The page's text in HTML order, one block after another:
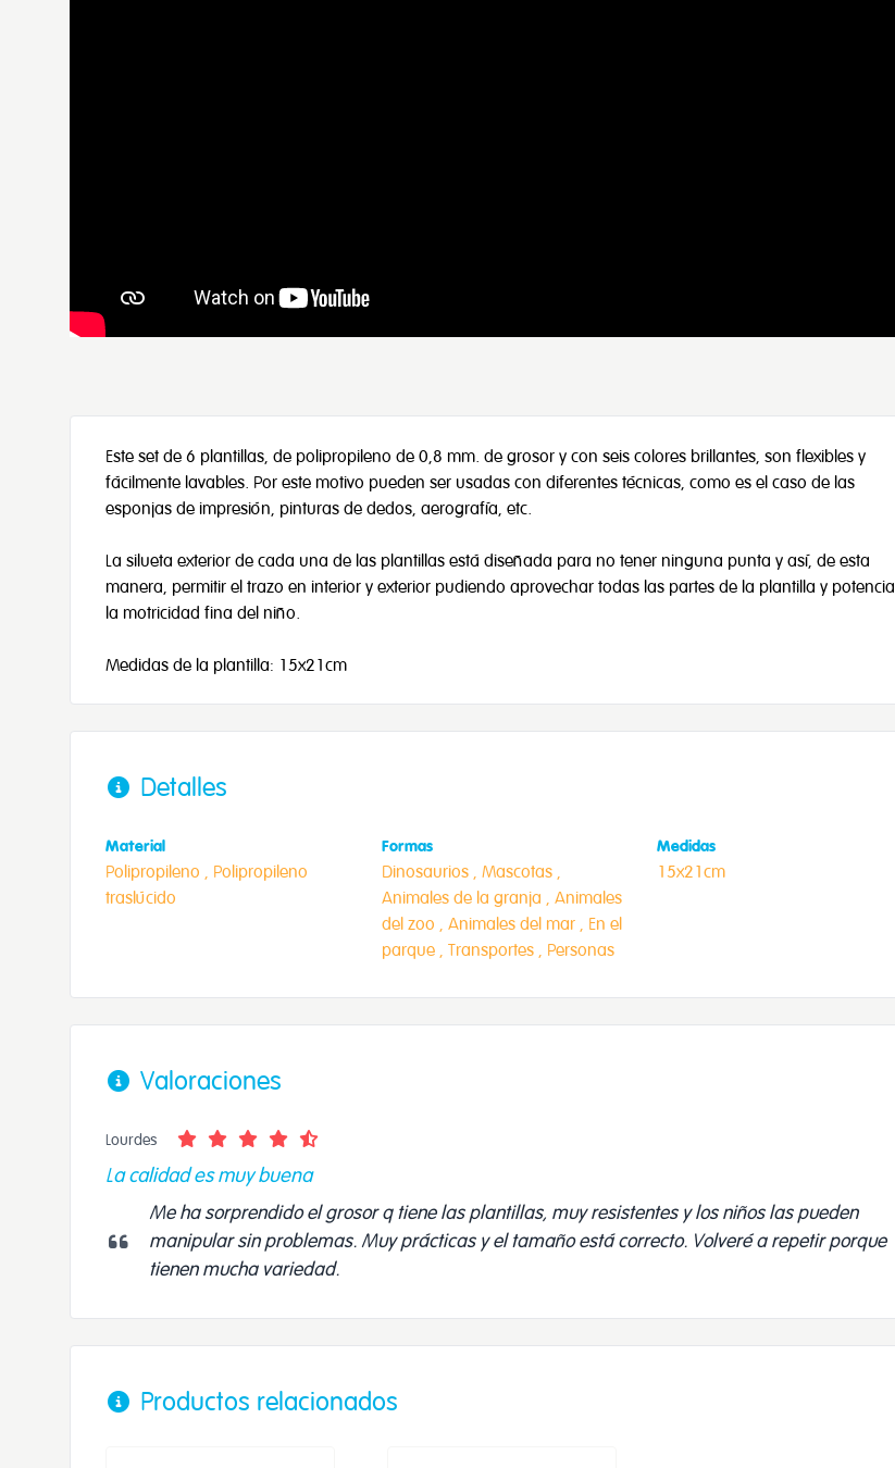
Este set de 6 plantillas, de polipropileno de 0,8 mm. de grosor y con seis colores brillantes, son flexibles y
fácilmente lavables. Por este motivo pueden ser usadas con diferentes técnicas, como es el caso de las
esponjas de impresión, pinturas de dedos, aerografía, etc.
La silueta exterior de cada una de las plantillas está diseñada para no tener ninguna punta y así, de esta
manera, permitir el trazo en interior y exterior pudiendo aprovechar todas las partes de la plantilla y potencia
la motricidad fina del niño.
Medidas de la plantilla: 15x21cm
Detalles
Material
Polipropileno , Polipropileno
traslúcido
Formas
Dinosaurios , Mascotas ,
Animales de la granja , Animales
del zoo , Animales del mar , En el
parque , Transportes , Personas
Medidas
15x21cm
Valoraciones
Lourdes
La calidad es muy buena
Me ha sorprendido el grosor q tiene las plantillas, muy resistentes y los niños las pueden
manipular sin problemas. Muy prácticas y el tamaño está correcto. Volveré a repetir porque
tienen mucha variedad.
Productos relacionados